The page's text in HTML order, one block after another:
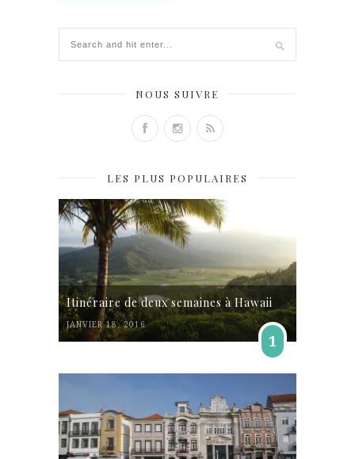
NOUS SUIVRE
LES PLUS POPULAIRES
Itinéraire de deux semaines à Hawaii
JANVIER 18, 2016
1